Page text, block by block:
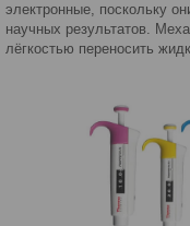
электронные, поскольку
научных результатов.
лёгкостью переносить